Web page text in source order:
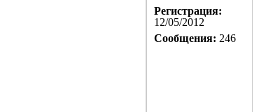
Регистрация:
12/05/2012
Сообщения: 246